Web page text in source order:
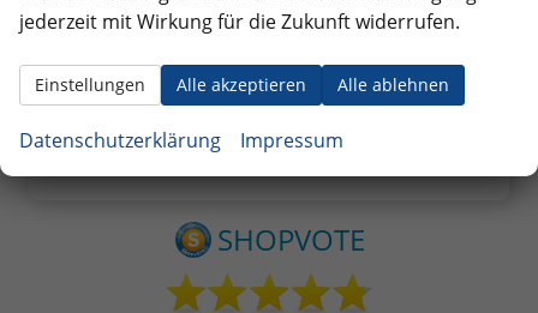
Toyota
Volkswagen
Weitere
jederzeit mit Wirkung für die Zukunft widerrufen.
Alle akzeptieren Alle ablehnen
Einstellungen
Datenschutzerklärung Impressum